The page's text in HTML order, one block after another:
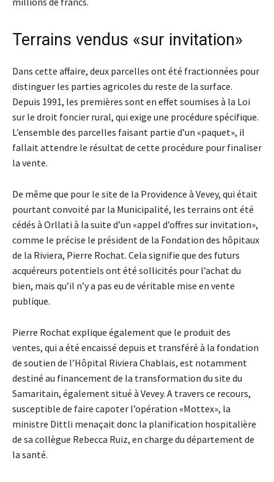
Terrains vendus «sur invitation»
Dans cette affaire, deux parcelles ont été fractionnées pour
distinguer les parties agricoles du reste de la surface.
Depuis 1991, les premières sont en effet soumises à la Loi
sur le droit foncier rural, qui exige une procédure spécifique.
L’ensemble des parcelles faisant partie d’un «paquet», il
fallait attendre le résultat de cette procédure pour finaliser
la vente.
De même que pour le site de la Providence à Vevey, qui était
pourtant convoité par la Municipalité, les terrains ont été
cédés à Orllati à la suite d’un «appel d’offres sur invitation»,
comme le précise le président de la Fondation des hôpitaux
de la Riviera, Pierre Rochat. Cela signifie que des futurs
acquéreurs potentiels ont été sollicités pour l’achat du
bien, mais qu’il n’y a pas eu de véritable mise en vente
publique.
Pierre Rochat explique également que le produit des
ventes, qui a été encaissé depuis et transféré à la fondation
de soutien de l’Hôpital Riviera Chablais, est notamment
destiné au financement de la transformation du site du
Samaritain, également situé à Vevey. A travers ce recours,
susceptible de faire capoter l’opération «Mottex», la
ministre Dittli menaçait donc la planification hospitalière
de sa collègue Rebecca Ruiz, en charge du département de
la santé.